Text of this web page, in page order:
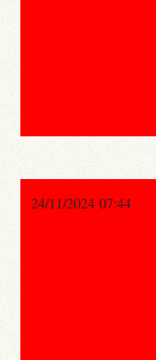
24/11/2024 07:44